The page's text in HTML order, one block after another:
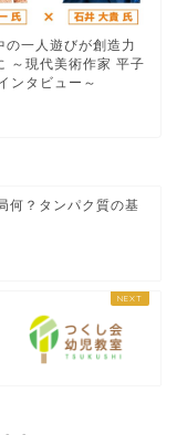
の一人遊びが創造力
～現代美術作家 平子
ンタビュー～
何？タンパク質の基